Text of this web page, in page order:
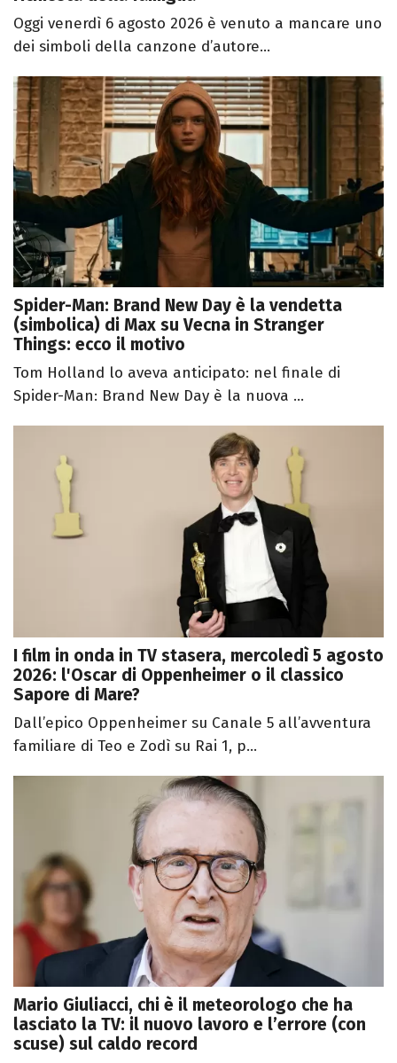
Oggi venerdì 6 agosto 2026 è venuto a mancare uno
dei simboli della canzone d’autore...
Spider-Man: Brand New Day è la vendetta
(simbolica) di Max su Vecna in Stranger
Things: ecco il motivo
Tom Holland lo aveva anticipato: nel finale di
Spider-Man: Brand New Day è la nuova ...
I film in onda in TV stasera, mercoledì 5 agosto
2026: l'Oscar di Oppenheimer o il classico
Sapore di Mare?
Dall’epico Oppenheimer su Canale 5 all’avventura
familiare di Teo e Zodì su Rai 1, p...
Mario Giuliacci, chi è il meteorologo che ha
lasciato la TV: il nuovo lavoro e l’errore (con
scuse) sul caldo record